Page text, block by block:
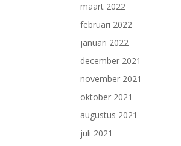
maart 2022
februari 2022
januari 2022
december 2021
november 2021
oktober 2021
augustus 2021
juli 2021